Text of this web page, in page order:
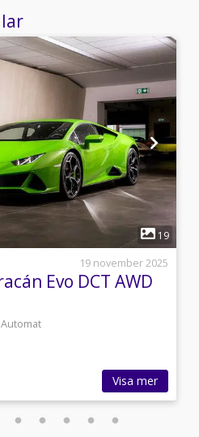
19
19 november 2025
Evo DCT AWD
Automat
Visa mer